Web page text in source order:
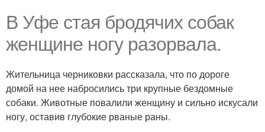
В Уфе стая бродячих собак
женщине ногу разорвала.
Жительница черниковки рассказала, что по дороге
домой на нее набросились три крупные бездомные
собаки. Животные повалили женщину и сильно искусали
ногу, оставив глубокие рваные раны.